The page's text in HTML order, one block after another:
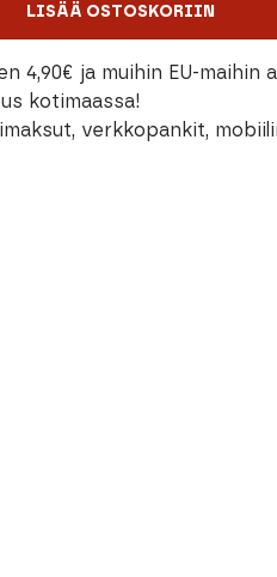
LISÄÄ OSTOSKORIIN
4,90€ ja muihin EU-maihin
kotimaassa!
verkkopankit,